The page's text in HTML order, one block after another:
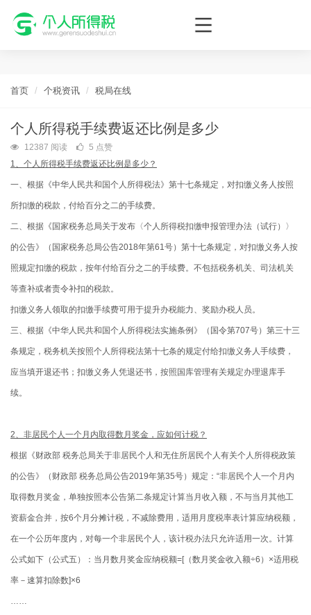
个人所得税网，最新个税资讯平台，您的个税管理专家！
首页 个税资讯 税局在线
个人所得税手续费返还比例是多少
12387 阅读
5 点赞
1、个人所得税手续费返还比例是多少？
一、根据《中华人民共和国个人所得税法》第十七条规定，对扣缴义务人按照
所扣缴的税款，付给百分之二的手续费。
二、根据《国家税务总局关于发布〈个人所得税扣缴申报管理办法（试行）〉
的公告》（国家税务总局公告2018年第61号）第十七条规定，对扣缴义务人按
照规定扣缴的税款，按年付给百分之二的手续费。不包括税务机关、司法机关
等查补或者责令补扣的税款。
扣缴义务人领取的扣缴手续费可用于提升办税能力、奖励办税人员。
三、根据《中华人民共和国个人所得税法实施条例》（国令第707号）第三十三
条规定，税务机关按照个人所得税法第十七条的规定付给扣缴义务人手续费，
应当填开退还书；扣缴义务人凭退还书，按照国库管理有关规定办理退库手
续。
2、非居民个人一个月内取得数月奖金，应如何计税？
根据《财政部 税务总局关于非居民个人和无住所居民个人有关个人所得税政策
的公告》（财政部 税务总局公告2019年第35号）规定：“非居民个人一个月内
取得数月奖金，单独按照本公告第二条规定计算当月收入额，不与当月其他工
资薪金合并，按6个月分摊计税，不减除费用，适用月度税率表计算应纳税额，
在一个公历年度内，对每一个非居民个人，该计税办法只允许适用一次。计算
公式如下（公式五）：当月数月奖金应纳税额=[（数月奖金收入额÷6）×适用税
率－速算扣除数]×6